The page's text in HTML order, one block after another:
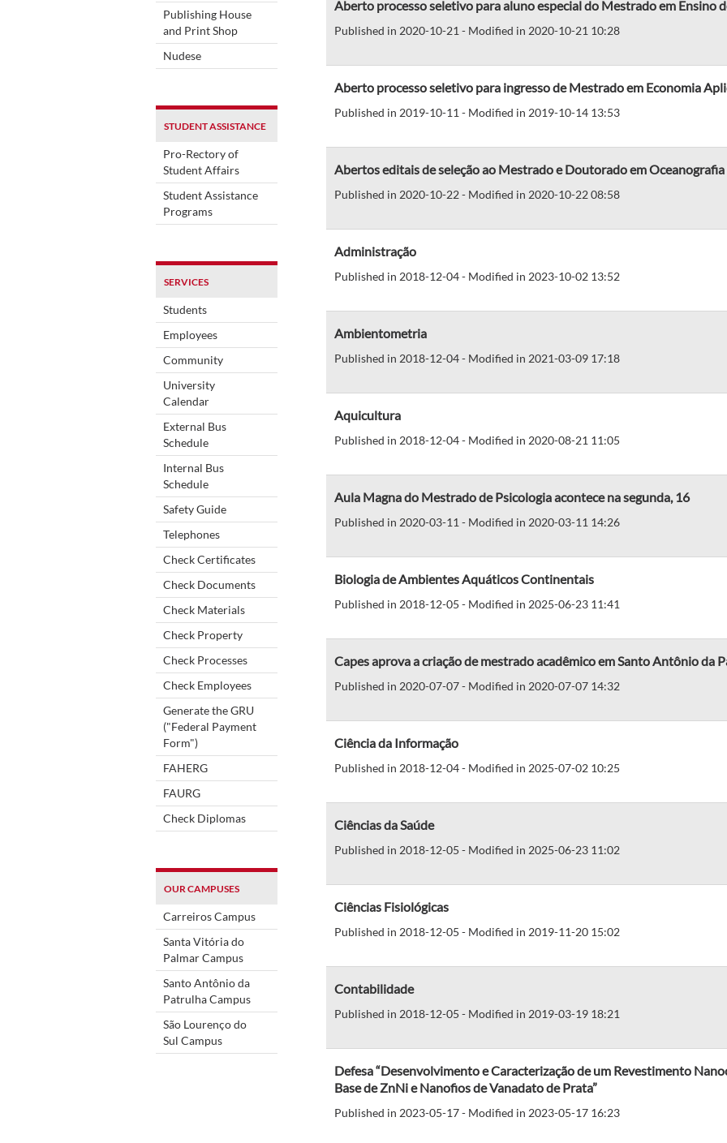
Publishing House
and Print Shop
Nudese
STUDENT ASSISTANCE
Pro-Rectory of
Student Affairs
Student Assistance
Programs
SERVICES
Students
Employees
Community
University
Calendar
External Bus
Schedule
Internal Bus
Schedule
Safety Guide
Telephones
Check Certificates
Check Documents
Check Materials
Check Property
Check Processes
Check Employees
Generate the GRU
("Federal Payment
Form")
FAHERG
FAURG
Check Diplomas
OUR CAMPUSES
Carreiros Campus
Santa Vitória do
Palmar Campus
Santo Antônio da
Patrulha Campus
São Lourenço do
Sul Campus
Aberto processo seletivo para aluno especial do Mestrado em Ensino
Published in 2020-10-21 - Modified in 2020-10-21 10:28
Aberto processo seletivo para ingresso de Mestrado em Economia
Published in 2019-10-11 - Modified in 2019-10-14 13:53
Abertos editais de seleção ao Mestrado e Doutorado em
Published in 2020-10-22 - Modified in 2020-10-22 08:58
Administração
Published in 2018-12-04 - Modified in 2023-10-02 13:52
Ambientometria
Published in 2018-12-04 - Modified in 2021-03-09 17:18
Aquicultura
Published in 2018-12-04 - Modified in 2020-08-21 11:05
Aula Magna do Mestrado de Psicologia acontece na segunda, 16
Published in 2020-03-11 - Modified in 2020-03-11 14:26
Biologia de Ambientes Aquáticos Continentais
Published in 2018-12-05 - Modified in 2025-06-23 11:41
Capes aprova a criação de mestrado acadêmico em Santo Antônio da
Published in 2020-07-07 - Modified in 2020-07-07 14:32
Ciência da Informação
Published in 2018-12-04 - Modified in 2025-07-02 10:25
Ciências da Saúde
Published in 2018-12-05 - Modified in 2025-06-23 11:02
Ciências Fisiológicas
Published in 2018-12-05 - Modified in 2019-11-20 15:02
Contabilidade
Published in 2018-12-05 - Modified in 2019-03-19 18:21
Defesa “Desenvolvimento e Caracterização de um Revestimento
Base de ZnNi e Nanofios de Vanadato de Prata”
Published in 2023-05-17 - Modified in 2023-05-17 16:23